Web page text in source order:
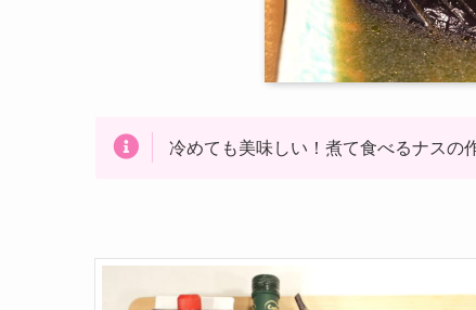
冷めても美味しい！煮て食べるナスの